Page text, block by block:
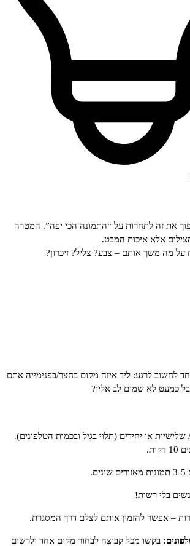
על “התמונה הכי יפה”. המטרה
המבט.
– צבע? צליל? זיכרון?
ליד איזה מקום בחצר/בפנימייה אתם
לב אליו?
(תלוי בגיל ובכמות הטלפונים).
אותם לצלם דרך המסגרת.
מכל קבוצה לבחור מקום אחד ולרשום